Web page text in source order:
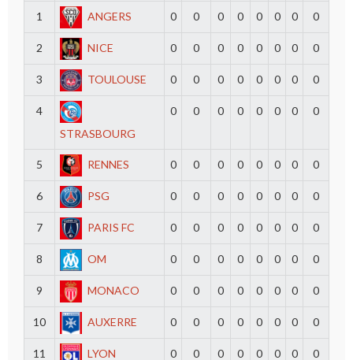
1
ANGERS 0 0 0 0 0 0 0 0
2 NICE 0 0 0 0 0 0 0 0
3 TOULOUSE 0 0 0 0 0 0 0 0
4
STRASBOURG
0 0 0 0 0 0 0 0
5 RENNES 0 0 0 0 0 0 0 0
6 PSG 0 0 0 0 0 0 0 0
7 PARIS FC 0 0 0 0 0 0 0 0
8 OM 0 0 0 0 0 0 0 0
9 MONACO 0 0 0 0 0 0 0 0
10 AUXERRE 0 0 0 0 0 0 0 0
11 LYON 0 0 0 0 0 0 0 0